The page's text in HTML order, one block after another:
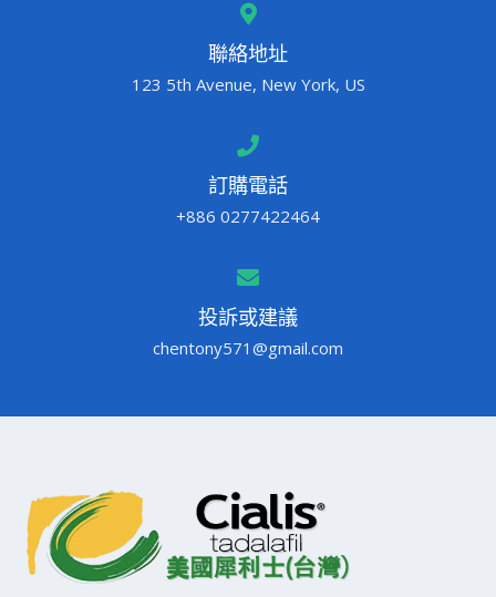
聯絡地址
123 5th Avenue, New York, US
訂購電話
+886 0277422464
投訴或建議
chentony571@gmail.com